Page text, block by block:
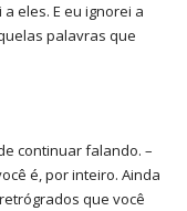
eles. E eu ignorei a
palavras que
continuar falando. –
é, por inteiro. Ainda
que você